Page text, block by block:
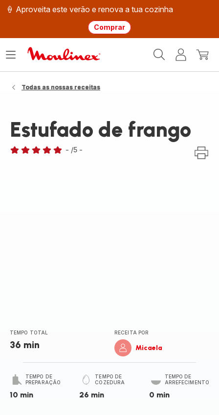
🍦 Aproveita este verão e renova a tua cozinha
Comprar
Moulinex
O
Abrir
Todas as nossas receitas
Estufado de frango
- /5 -
TEMPO TOTAL
36 min
RECEITA POR
Micaela
TEMPO DE
PREPARAÇÃO
10 min
TEMPO DE
COZEDURA
26 min
TEMPO DE
ARREFECIMENTO
0 min